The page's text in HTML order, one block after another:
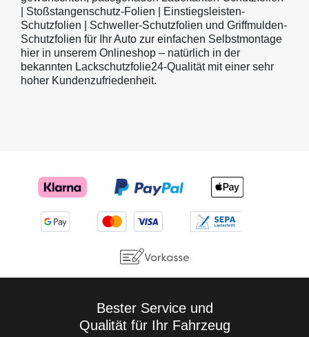
| Stoßstangenschutz-Folien | Einstiegsleisten-
Schutzfolien | Schweller-Schutzfolien und Griffmulden-
Schutzfolien für Ihr Auto zur einfachen Selbstmontage
hier in unserem Onlineshop – natürlich in der
bekannten Lackschutzfolie24-Qualität mit einer sehr
hoher Kundenzufriedenheit.
Bester Service und
Qualität für Ihr Fahrzeug